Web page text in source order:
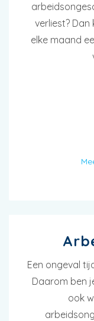
verliest?
elke maand
Een ongeval
Daarom ben
ook